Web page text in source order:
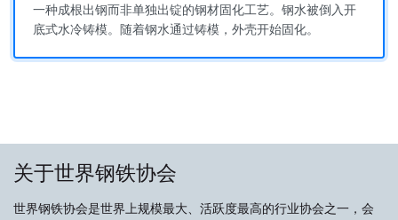
一种成根出钢而非单独出锭的钢材固化工艺。钢水被倒入开
底式水冷铸模。随着钢水通过铸模，外壳开始固化。
关于世界钢铁协会
世界钢铁协会是世界上规模最大、活跃度最高的行业协会之一，会